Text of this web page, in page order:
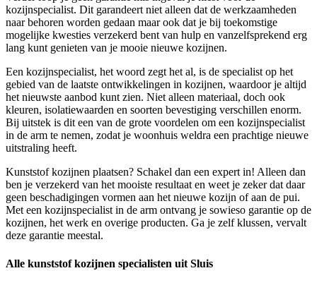
kozijnspecialist. Dit garandeert niet alleen dat de werkzaamheden
naar behoren worden gedaan maar ook dat je bij toekomstige
mogelijke kwesties verzekerd bent van hulp en vanzelfsprekend erg
lang kunt genieten van je mooie nieuwe kozijnen.
Een kozijnspecialist, het woord zegt het al, is de specialist op het
gebied van de laatste ontwikkelingen in kozijnen, waardoor je altijd
het nieuwste aanbod kunt zien. Niet alleen materiaal, doch ook
kleuren, isolatiewaarden en soorten bevestiging verschillen enorm.
Bij uitstek is dit een van de grote voordelen om een kozijnspecialist
in de arm te nemen, zodat je woonhuis weldra een prachtige nieuwe
uitstraling heeft.
Kunststof kozijnen plaatsen? Schakel dan een expert in! Alleen dan
ben je verzekerd van het mooiste resultaat en weet je zeker dat daar
geen beschadigingen vormen aan het nieuwe kozijn of aan de pui.
Met een kozijnspecialist in de arm ontvang je sowieso garantie op de
kozijnen, het werk en overige producten. Ga je zelf klussen, vervalt
deze garantie meestal.
Alle kunststof kozijnen specialisten uit Sluis